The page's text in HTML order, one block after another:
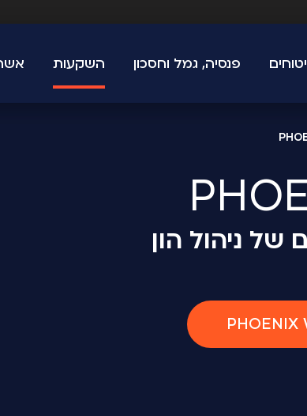
פנסיה, גמל וחסכון השקעות
של ניהול הון